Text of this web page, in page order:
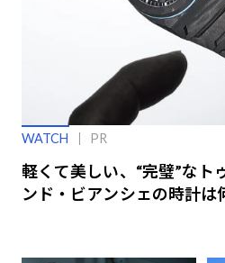
WATCH PR
軽くて美しい、“完璧”なト
ンド・ビアンシェの時計は